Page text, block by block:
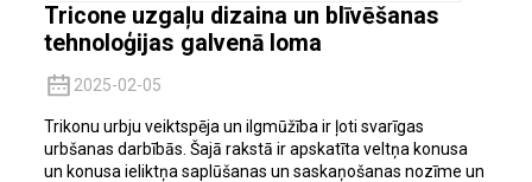
Tricone uzgaļu dizaina un blīvēšanas
tehnoloģijas galvenā loma
2025-02-05
Trikonu urbju veiktspēja un ilgmūžība ir ļoti svarīgas
urbšanas darbībās. Šajā rakstā ir apskatīta veltņa konusa
un konusa ieliktņa saplūšanas un saskaņošanas nozīme un